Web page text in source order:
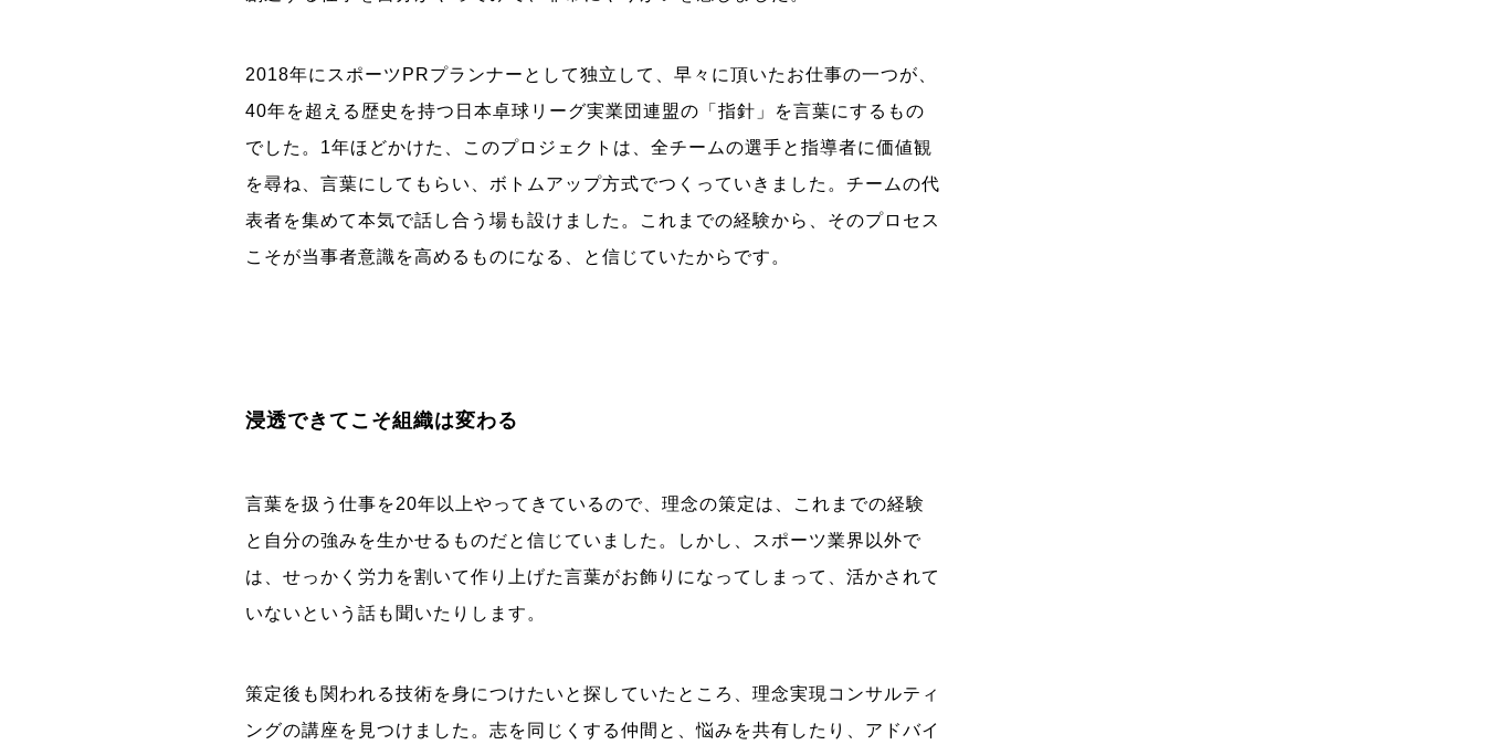
2018年にスポーツPRプランナーとして独立して、早々に頂いたお仕事の一つが、
40年を超える歴史を持つ日本卓球リーグ実業団連盟の「指針」を言葉にするもの
でした。1年ほどかけた、このプロジェクトは、全チームの選手と指導者に価値観
を尋ね、言葉にしてもらい、ボトムアップ方式でつくっていきました。チームの代
表者を集めて本気で話し合う場も設けました。これまでの経験から、そのプロセス
こそが当事者意識を高めるものになる、と信じていたからです。
浸透できてこそ組織は変わる
言葉を扱う仕事を20年以上やってきているので、理念の策定は、これまでの経験
と自分の強みを生かせるものだと信じていました。しかし、スポーツ業界以外で
は、せっかく労力を割いて作り上げた言葉がお飾りになってしまって、活かされて
いないという話も聞いたりします。
策定後も関われる技術を身につけたいと探していたところ、理念実現コンサルティ
ングの講座を見つけました。志を同じくする仲間と、悩みを共有したり、アドバイ